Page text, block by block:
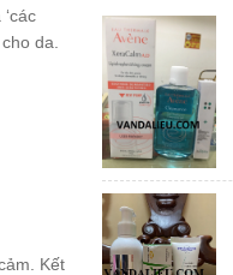
da.
Kết